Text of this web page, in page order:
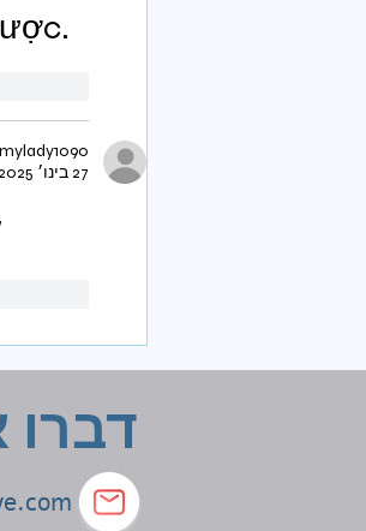
mylady1090
27 בינו׳ 2025
דברו